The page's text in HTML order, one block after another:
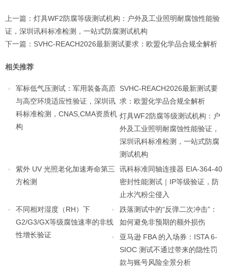
上一篇： 灯具WF2防腐等级测试机构：户外及工业照明耐腐蚀性能验
证，深圳讯科标准检测，一站式防腐测试机构
下一篇： SVHC-REACH2026最新测试要求：欧盟化学品合规全解析
相关推荐
军标低气压测试：军用装备高原
与高空环境适应性验证，深圳讯
科标准检测，CNAS,CMA资质机
构
SVHC-REACH2026最新测试要
求：欧盟化学品合规全解析
灯具WF2防腐等级测试机构：户
外及工业照明耐腐蚀性能验证，
深圳讯科标准检测，一站式防腐
测试机构
紫外 UV 光照老化加速寿命第三
方检测
讯科标准同轴连接器 EIA-364-40
密封性能测试｜IP等级验证，防
止水汽粉尘侵入
不同相对湿度（RH）下
G2/G3/GX等级腐蚀速率的非线
性增长验证
跌落测试中的“反弹二次冲击”：
如何避免非预期的额外损伤
亚马逊 FBA 的入场券：ISTA 6-
SIOC 测试不通过带来的隐性罚
款与账号风险全景分析